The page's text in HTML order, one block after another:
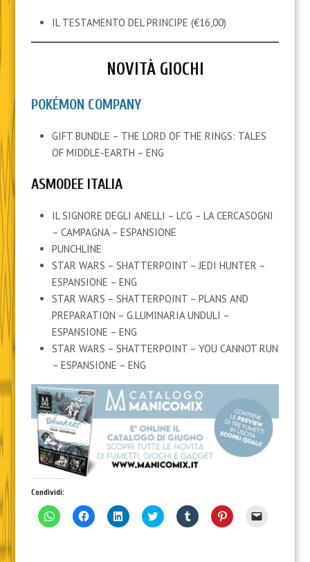
IL TESTAMENTO DEL PRINCIPE (€16,00)
NOVITÀ GIOCHI
POKÉMON COMPANY
GIFT BUNDLE – THE LORD OF THE RINGS: TALES
OF MIDDLE-EARTH – ENG
ASMODEE ITALIA
IL SIGNORE DEGLI ANELLI – LCG – LA CERCASOGNI
– CAMPAGNA – ESPANSIONE
PUNCHLINE
STAR WARS – SHATTERPOINT – JEDI HUNTER –
ESPANSIONE – ENG
STAR WARS – SHATTERPOINT – PLANS AND
PREPARATION – G.LUMINARIA UNDULI –
ESPANSIONE – ENG
STAR WARS – SHATTERPOINT – YOU CANNOT RUN
– ESPANSIONE – ENG
Condividi:
F
a
F
a
F
a
F
a
F
a
F
a